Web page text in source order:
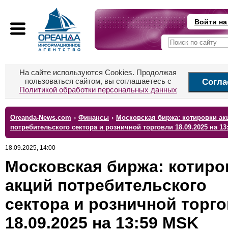
Войти
На сайте используются Cookies. Продолжая
пользоваться сайтом, вы соглашаетесь с
Политикой обработки персональных данных
Oreanda-News.com › Финансы › Московская биржа: котировки
потребительского сектора и розничной торговли 18.09.2025 на
18.09.2025, 14:00
Московская биржа:
акций потребительского
сектора и розничной
18.09.2025 на 13:59 MSK